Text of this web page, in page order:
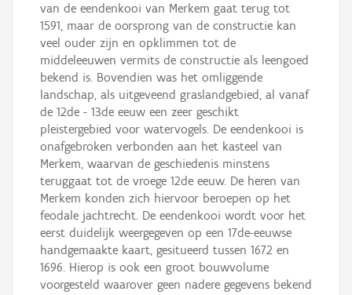
van de eendenkooi van Merkem gaat terug tot
1591, maar de oorsprong van de constructie kan
veel ouder zijn en opklimmen tot de
middeleeuwen vermits de constructie als leengoed
bekend is. Bovendien was het omliggende
landschap, als uitgeveend graslandgebied, al vanaf
de 12de - 13de eeuw een zeer geschikt
pleistergebied voor watervogels. De eendenkooi is
onafgebroken verbonden aan het kasteel van
Merkem, waarvan de geschiedenis minstens
teruggaat tot de vroege 12de eeuw. De heren van
Merkem konden zich hiervoor beroepen op het
feodale jachtrecht. De eendenkooi wordt voor het
eerst duidelijk weergegeven op een 17de-eeuwse
handgemaakte kaart, gesitueerd tussen 1672 en
1696. Hierop is ook een groot bouwvolume
voorgesteld waarover geen nadere gegevens bekend